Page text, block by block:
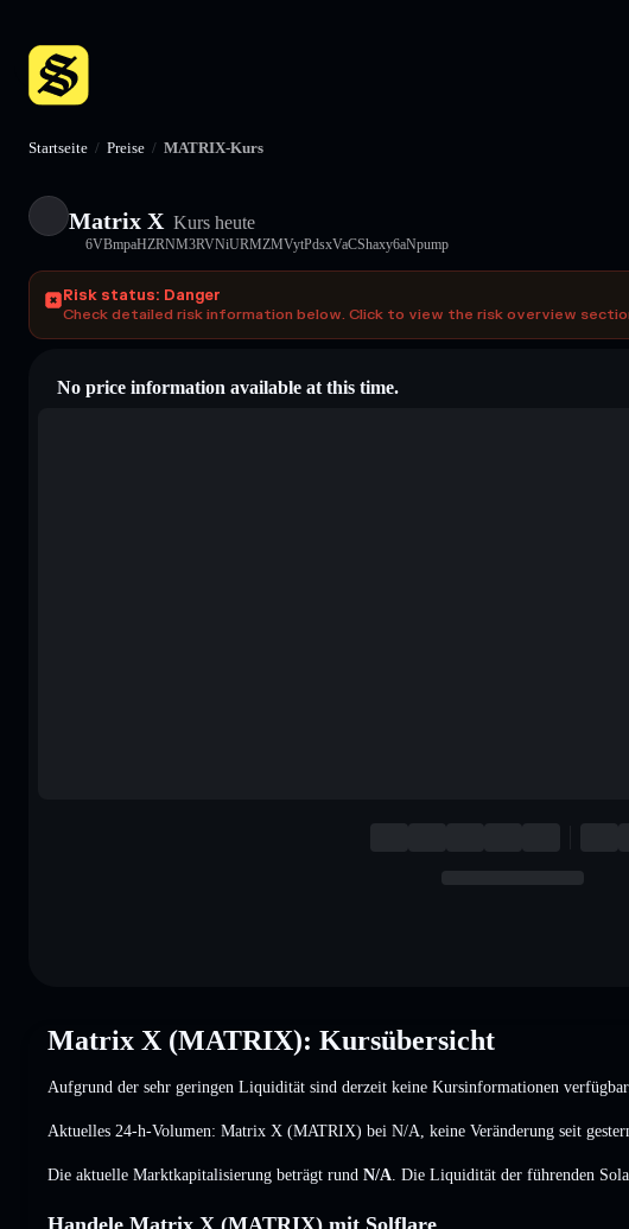
Startseite / Preise / MATRIX-Kurs
Matrix X Kurs heute
6VBmpaHZRNM3RVNiURMZMVytPdsxVaCShaxy6aNpump
Risk status: Danger
Check detailed risk information below. Click to view the risk overview
No price information available at this time.
Matrix X (MATRIX): Kursübersicht
Aufgrund der sehr geringen Liquidität sind derzeit keine Kursinformationen verfügbar.
Aktuelles 24-h-Volumen: Matrix X (MATRIX) bei N/A keine Veränderung seit
Die aktuelle Marktkapitalisierung beträgt rund N/A . Die Liquidität der führenden
Handele Matrix X (MATRIX) mit Solflare